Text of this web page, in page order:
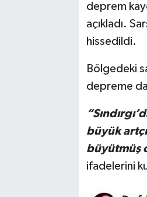
deprem
açıkladı.
hissedildi.
Bölgedeki
depreme
büyük
büyütmüş
ifadelerini